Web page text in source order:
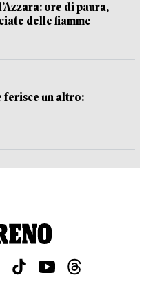
ore di paura,
delle fiamme
ferisce un altro: